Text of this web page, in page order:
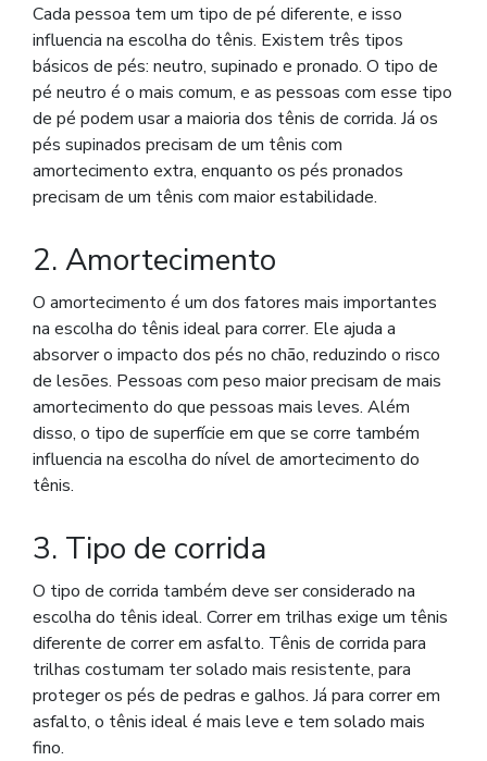
Cada pessoa tem um tipo de pé diferente, e isso
influencia na escolha do tênis. Existem três tipos
básicos de pés: neutro, supinado e pronado. O tipo de
pé neutro é o mais comum, e as pessoas com esse tipo
de pé podem usar a maioria dos tênis de corrida. Já os
pés supinados precisam de um tênis com
amortecimento extra, enquanto os pés pronados
precisam de um tênis com maior estabilidade.
2. Amortecimento
O amortecimento é um dos fatores mais importantes
na escolha do tênis ideal para correr. Ele ajuda a
absorver o impacto dos pés no chão, reduzindo o risco
de lesões. Pessoas com peso maior precisam de mais
amortecimento do que pessoas mais leves. Além
disso, o tipo de superfície em que se corre também
influencia na escolha do nível de amortecimento do
tênis.
3. Tipo de corrida
O tipo de corrida também deve ser considerado na
escolha do tênis ideal. Correr em trilhas exige um tênis
diferente de correr em asfalto. Tênis de corrida para
trilhas costumam ter solado mais resistente, para
proteger os pés de pedras e galhos. Já para correr em
asfalto, o tênis ideal é mais leve e tem solado mais
fino.